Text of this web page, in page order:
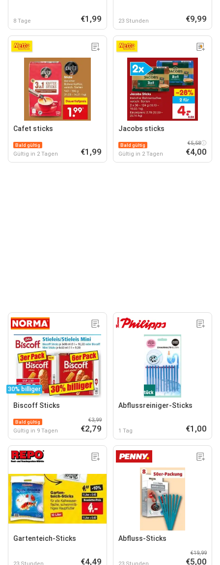
8 Tage €1,99 23 Stunden €9,99
Cafet sticks
Bald gültig
Gültig in 2 Tagen €1,99
Jacobs sticks
Bald gültig
Gültig in 2 Tagen
€5,58
€4,00
30% billiger
Biscoff Sticks
Bald gültig
Gültig in 9 Tagen
€3,99
€2,79
Abflussreiniger-Sticks
1 Tag €1,00
Gartenteich-Sticks
23 Stunden €4,49
Abfluss-Sticks
23 Stunden
€19,99
€5,00